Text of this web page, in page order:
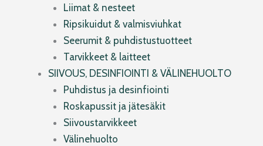
Liimat & nesteet
Ripsikuidut & valmisviuhkat
Seerumit & puhdistustuotteet
Tarvikkeet & laitteet
SIIVOUS, DESINFIOINTI & VÄLINEHUOLTO
Puhdistus ja desinfiointi
Roskapussit ja jätesäkit
Siivoustarvikkeet
Välinehuolto